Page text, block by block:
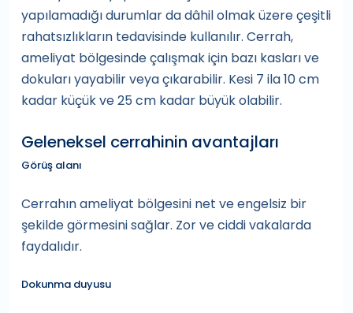
yapılamadığı durumlar da dâhil olmak üzere çeşitli
rahatsızlıkların tedavisinde kullanılır. Cerrah,
ameliyat bölgesinde çalışmak için bazı kasları ve
dokuları yayabilir veya çıkarabilir. Kesi 7 ila 10 cm
kadar küçük ve 25 cm kadar büyük olabilir.
Geleneksel cerrahinin avantajları
Görüş alanı
Cerrahın ameliyat bölgesini net ve engelsiz bir
şekilde görmesini sağlar. Zor ve ciddi vakalarda
faydalıdır.
Dokunma duyusu